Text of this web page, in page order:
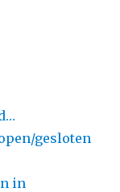
gesloten
in